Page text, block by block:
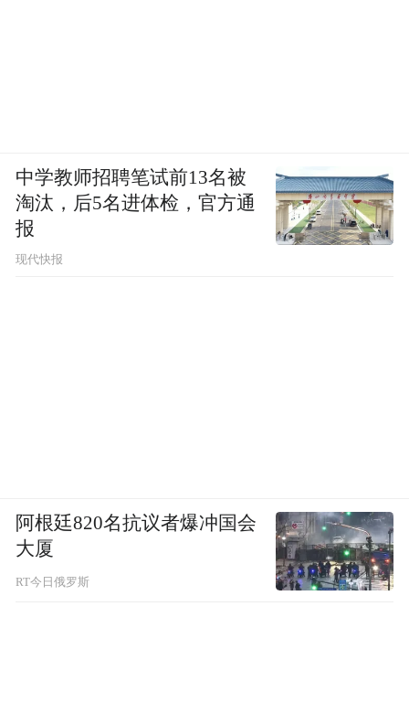
中学教师招聘笔试前13名被
淘汰，后5名进体检，官方通
报
现代快报
阿根廷820名抗议者爆冲国会
大厦
RT今日俄罗斯